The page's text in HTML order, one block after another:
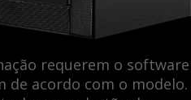
requerem o software
de acordo com o modelo.